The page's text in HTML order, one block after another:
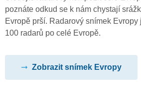
poznáte odkud se k nám chystají
Evropě prší. Radarový snímek
100 radarů po celé Evropě.
Zobrazit snímek Evropy